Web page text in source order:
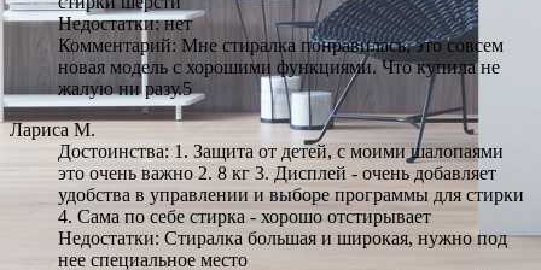
Недостатки: нет
Комментарий: Мне стиралка понравилась, это совсем
новая модель с хорошими функциями. Что купила не
жалую ни разу.5
Лариса М.
Достоинства: 1. Защита от детей, с моими шалопаями
это очень важно 2. 8 кг 3. Дисплей - очень добавляет
удобства в управлении и выборе программы для стирки
4. Сама по себе стирка - хорошо отстирывает
Недостатки: Стиралка большая и широкая, нужно под
нее специальное место